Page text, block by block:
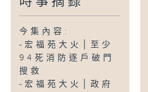
今集內容:
-宏福苑大火│至少
94死消防逐戶破門
搜救
-宏福苑大火│政府